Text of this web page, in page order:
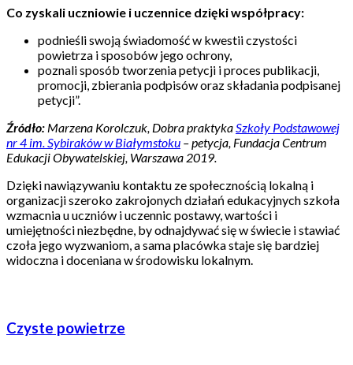
Co zyskali uczniowie i uczennice dzięki współpracy:
podnieśli swoją świadomość w kwestii czystości
powietrza i sposobów jego ochrony,
poznali sposób tworzenia petycji i proces publikacji,
promocji, zbierania podpisów oraz składania podpisanej
petycji”.
Źródło: Marzena Korolczuk, Dobra praktykaSzkoły Podstawowej
nr 4 im. Sybiraków w Białymstoku – petycja, Fundacja Centrum
Edukacji Obywatelskiej, Warszawa 2019.
Dzięki nawiązywaniu kontaktu ze społecznością lokalną i
organizacji szeroko zakrojonych działań edukacyjnych szkoła
wzmacnia u uczniów i uczennic postawy, wartości i
umiejętności niezbędne, by odnajdywać się w świecie i stawiać
czoła jego wyzwaniom, a sama placówka staje się bardziej
widoczna i doceniana w środowisku lokalnym.
Czyste powietrze